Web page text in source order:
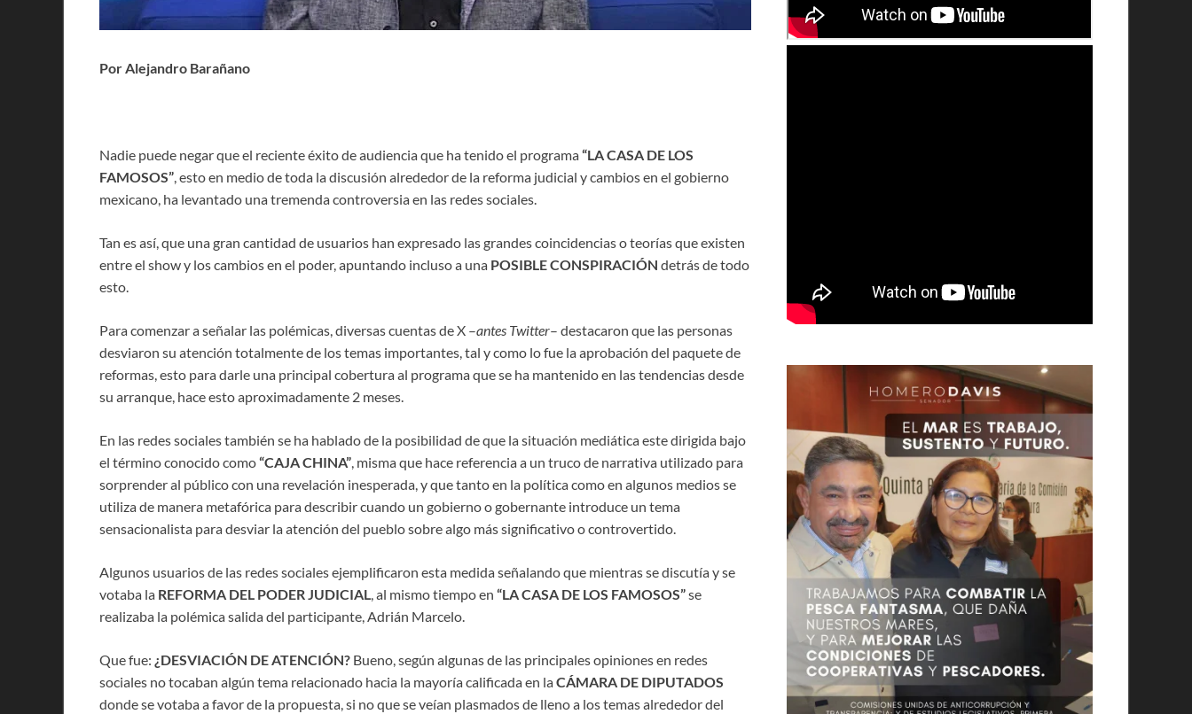
Por Alejandro Barañano
Nadie puede negar que el reciente éxito de audiencia que ha tenido el programa“LA CASA DE LOS
FAMOSOS”, esto en medio de toda la discusión alrededor de la reforma judicial y cambios en el gobierno
mexicano, ha levantado una tremenda controversia en las redes sociales.
Tan es así, que una gran cantidad de usuarios han expresado las grandes coincidencias o teorías que existen
entre el show y los cambios en el poder, apuntando incluso a una POSIBLE CONSPIRACIÓN detrás de todo
esto.
Para comenzar a señalar las polémicas, diversas cuentas de X –antes Twitter– destacaron que las personas
desviaron su atención totalmente de los temas importantes, tal y como lo fue la aprobación del paquete de
reformas, esto para darle una principal cobertura al programa que se ha mantenido en las tendencias desde
su arranque, hace esto aproximadamente 2 meses.
En las redes sociales también se ha hablado de la posibilidad de que la situación mediática este dirigida bajo
el término conocido como“CAJA CHINA”, misma que hace referencia a un truco de narrativa utilizado para
sorprender al público con una revelación inesperada, y que tanto en la política como en algunos medios se
utiliza de manera metafórica para describir cuando un gobierno o gobernante introduce un tema
sensacionalista para desviar la atención del pueblo sobre algo más significativo o controvertido.
Algunos usuarios de las redes sociales ejemplificaron esta medida señalando que mientras se discutía y se
votaba la REFORMA DEL PODER JUDICIAL, al mismo tiempo en “LA CASA DE LOS FAMOSOS”se
realizaba la polémica salida del participante, Adrián Marcelo.
Que fue: ¿DESVIACIÓN DE ATENCIÓN? Bueno, según algunas de las principales opiniones en redes
sociales no tocaban algún tema relacionado hacia la mayoría calificada en laCÁMARA DE DIPUTADOS
donde se votaba a favor de la propuesta, si no que se veían plasmados de lleno a los temas alrededor del